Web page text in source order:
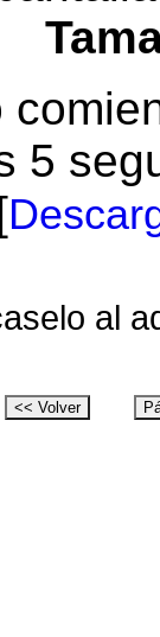
5
al